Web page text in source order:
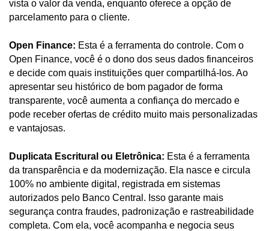
vista o valor da venda, enquanto oferece a opção de
parcelamento para o cliente.
Open Finance: Esta é a ferramenta do controle. Com o
Open Finance, você é o dono dos seus dados financeiros
e decide com quais instituições quer compartilhá-los. Ao
apresentar seu histórico de bom pagador de forma
transparente, você aumenta a confiança do mercado e
pode receber ofertas de crédito muito mais personalizadas
e vantajosas.
Duplicata Escritural ou Eletrônica: Esta é a ferramenta
da transparência e da modernização. Ela nasce e circula
100% no ambiente digital, registrada em sistemas
autorizados pelo Banco Central. Isso garante mais
segurança contra fraudes, padronização e rastreabilidade
completa. Com ela, você acompanha e negocia seus